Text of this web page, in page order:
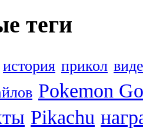
теги
история прикол
Pokemon Go
Pikachu